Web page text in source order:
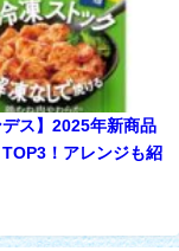
デス】2025年新商品
！アレンジも紹